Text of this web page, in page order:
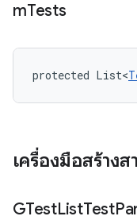
mTests
protected List<
เครื่องมือสร้าง
GTestListTest